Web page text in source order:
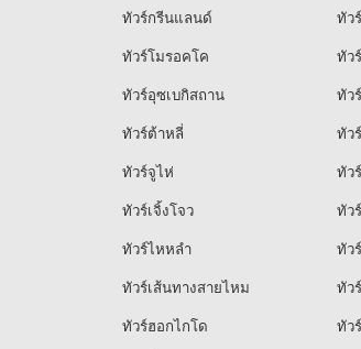
ทัวร์กรีนแลนด์
ทัว
ทัวร์โมรอคโค
ทัว
ทัวร์อุซเบกิสถาน
ทัว
ทัวร์ต้าหลี่
ทัว
ทัวร์จูไห่
ทัว
ทัวร์เจิ้งโจว
ทัว
ทัวร์ไหหลำ
ทัว
ทัวร์เส้นทางสายไหม
ทัว
ทัวร์ฮอกไกโด
ทัว